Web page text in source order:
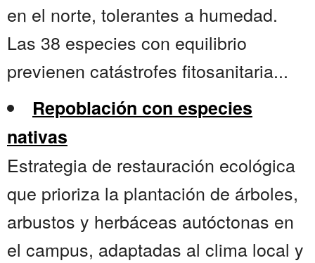
en el norte, tolerantes a humedad.
Las 38 especies con equilibrio
previenen catástrofes fitosanitaria...
Repoblación con especies
nativas
Estrategia de restauración ecológica
que prioriza la plantación de árboles,
arbustos y herbáceas autóctonas en
el campus, adaptadas al clima local y